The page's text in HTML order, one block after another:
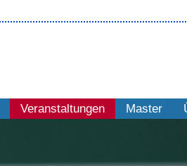
Veranstaltungen Master